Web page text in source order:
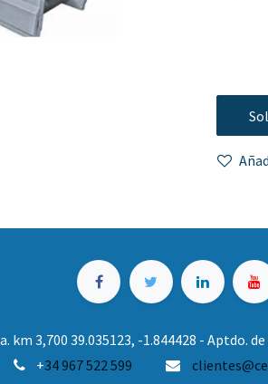
km 3,700 39.035123, -1.844428 - Aptdo.
+34 967 522 599